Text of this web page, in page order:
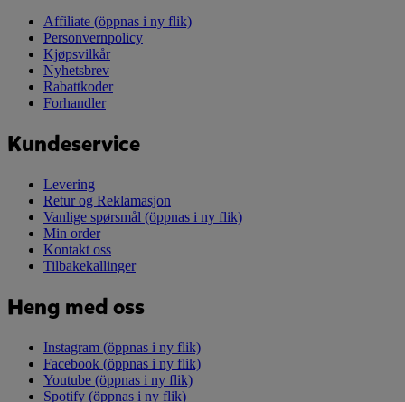
Affiliate (öppnas i ny flik)
Personvernpolicy
Kjøpsvilkår
Nyhetsbrev
Rabattkoder
Forhandler
Kundeservice
Levering
Retur og Reklamasjon
Vanlige spørsmål (öppnas i ny flik)
Min order
Kontakt oss
Tilbakekallinger
Heng med oss
Instagram (öppnas i ny flik)
Facebook (öppnas i ny flik)
Youtube (öppnas i ny flik)
Spotify (öppnas i ny flik)